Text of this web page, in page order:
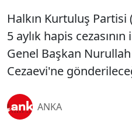
Halkın Kurtuluş Partisi
5 aylık hapis
Genel Başkan
Cezaevi'ne
ANKA